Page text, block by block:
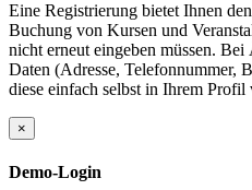
Eine Registrierung bietet Ihnen
Buchung von Kursen und
nicht erneut eingeben müssen.
Daten (Adresse, Telefonnummer,
diese einfach selbst in Ihrem Profil
×
Demo-Login